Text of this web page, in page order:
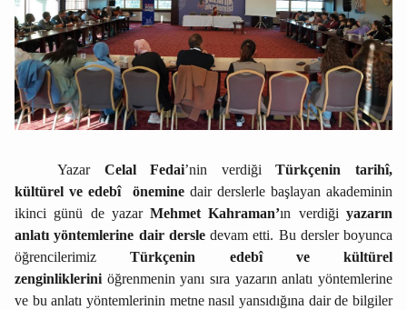
Yazar Celal Fedai’nin verdiğiTürkçenin tarihî,
kültürel ve edebî önemine dair derslerle başlayan akademinin
ikinci günü de yazarMehmet Kahraman’ın verdiğiyazarın
anlatı yöntemlerine dair dersledevam etti. Bu dersler boyunca
öğrencilerimizTürkçenin edebî ve kültürel
zenginliklerini öğrenmenin yanı sıra yazarın anlatı yöntemlerine
ve bu anlatı yöntemlerinin metne nasıl yansıdığına dair de bilgiler